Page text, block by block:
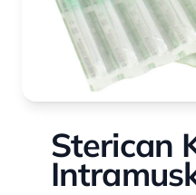
Sterican